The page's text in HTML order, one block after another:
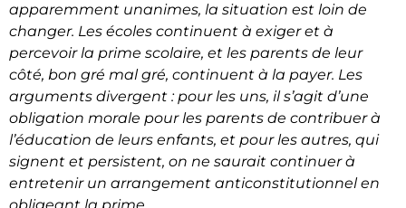
apparemment unanimes, la situation est loin de
changer. Les écoles continuent à exiger et à
percevoir la prime scolaire, et les parents de leur
côté, bon gré mal gré, continuent à la payer. Les
arguments divergent : pour les uns, il s’agit d’une
obligation morale pour les parents de contribuer à
l’éducation de leurs enfants, et pour les autres, qui
signent et persistent, on ne saurait continuer à
entretenir un arrangement anticonstitutionnel en